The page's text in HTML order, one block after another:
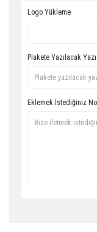
Logo Yükleme
Plakete Yazılacak Yazı
Eklemek İstediğiniz